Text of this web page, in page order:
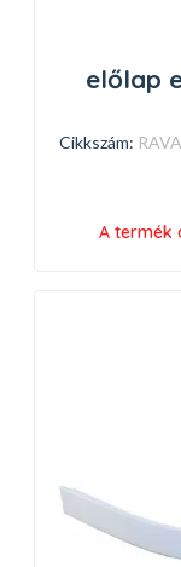
előlap
Cikkszám:
A termék